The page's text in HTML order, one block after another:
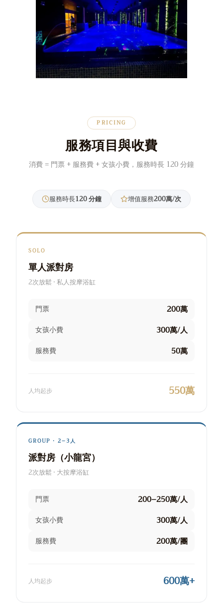
PRICING
服務項目與收費
消費 = 門票 + 服務費 + 女孩小費，服務時長 120 分鐘
服務時長120 分鐘 增值服務200萬/次
SOLO
單人派對房
2次放鬆 · 私人按摩浴缸
門票 200萬
女孩小費 300萬/人
服務費 50萬
人均起步 550萬
GROUP · 2–3人
派對房（小龍宮）
2次放鬆 · 大按摩浴缸
門票 200–250萬/人
女孩小費 300萬/人
服務費 200萬/團
人均起步 600萬+